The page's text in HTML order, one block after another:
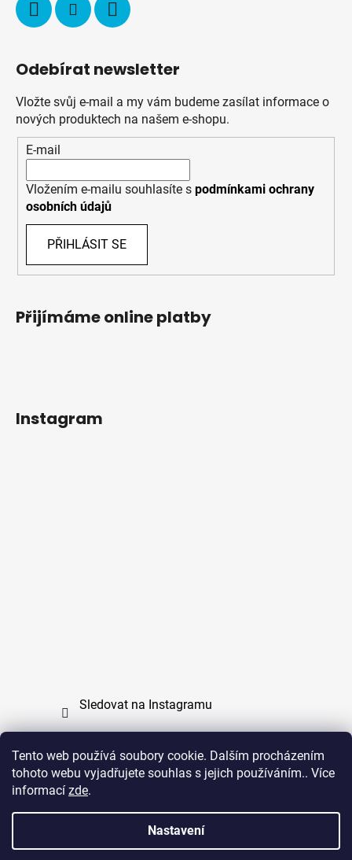
Tento web používá soubory cookie. Dalším procházením
tohoto webu vyjadřujete souhlas s jejich používáním.. Více
informací zde.
Nastavení
Odebírat newsletter
Vložte svůj e-mail a my vám budeme zasílat informace o
nových produktech na našem e-shopu.
E-mail
Vložením e-mailu souhlasíte s podmínkami ochrany
osobních údajů
PŘIHLÁSIT SE
Přijímáme online platby
Instagram
Sledovat na Instagramu
Copyright (c) 2011 - 2026 zoo-branik.cz - Všechna